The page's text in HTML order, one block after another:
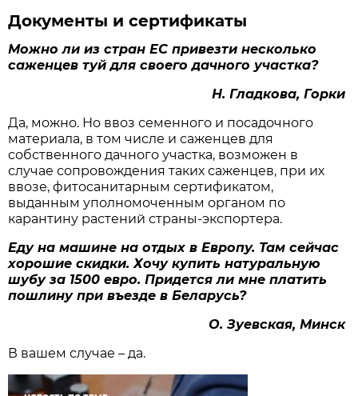
Документы и сертификаты
Можно ли из стран ЕС привезти несколько
саженцев туй для своего дачного участка?
Н. Гладкова, Горки
Да, можно. Но ввоз семенного и посадочного
материала, в том числе и саженцев для
собственного дачного участка, возможен в
случае сопровождения таких саженцев, при их
ввозе, фитосанитарным сертификатом,
выданным уполномоченным органом по
карантину растений страны-экспортера.
Еду на машине на отдых в Европу. Там сейчас
хорошие скидки. Хочу купить натуральную
шубу за 1500 евро. Придется ли мне платить
пошлину при въезде в Беларусь?
О. Зуевская, Минск
В вашем случае – да.